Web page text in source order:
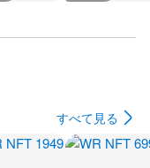
すべて見る